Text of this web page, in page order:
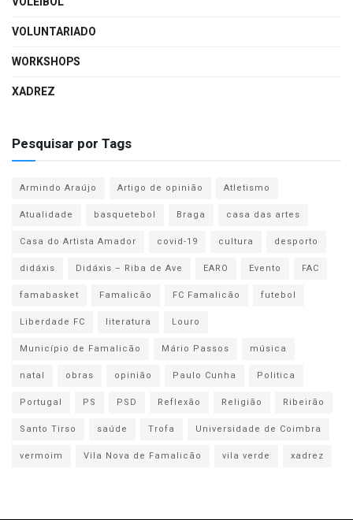
VOLUNTARIADO
WORKSHOPS
XADREZ
Pesquisar por Tags
Armindo Araújo Artigo de opinião
Atletismo
Atualidade
basquetebol Braga
casa das artes
Casa do Artista Amador
covid-19 cultura
desporto
didáxis
Didáxis – Riba de Ave EARO Evento
FAC
famabasket
Famalicão FC Famalicão
futebol
Liberdade FC
literatura
Louro
Município de Famalicão
Mário Passos
música
natal
obras opinião Paulo Cunha
Politica
Portugal
PS PSD Reflexão Religião
Ribeirão
Santo Tirso
saúde Trofa
Universidade de Coimbra
vermoim
Vila Nova de Famalicão vila verde xadrez